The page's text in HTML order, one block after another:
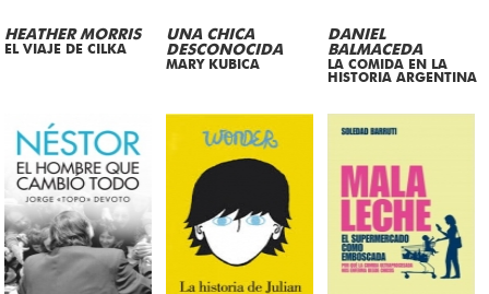
HEATHER MORRIS
EL VIAJE DE CILKA
UNA CHICA
DESCONOCIDA
MARY KUBICA
DANIEL
BALMACEDA
LA COMIDA EN LA
HISTORIA ARGENTINA